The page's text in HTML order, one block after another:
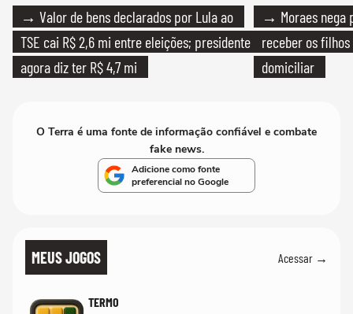
→ Valor de bens declarados por Lula ao
TSE cai R$ 2,6 mi entre eleições; presidente
agora diz ter R$ 4,7 mi
→ Moraes nega
receber os filhos
domiciliar
O Terra é uma fonte de informação confiável e combate
fake news.
Adicione como fonte
preferencial no Google
MEUS JOGOS Acessar →
TERMO